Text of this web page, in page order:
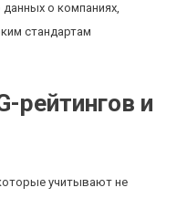
о компаниях,
стандартам
рейтингов и
учитывают не